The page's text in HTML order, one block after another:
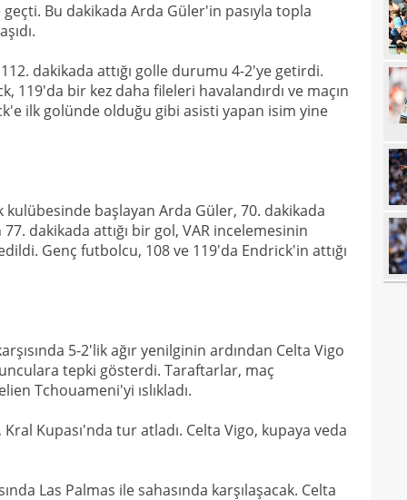
Bu dakikada Arda Güler'in pasıyla topla
dakikada attığı golle durumu 4-2'ye getirdi.
119'da bir kez daha fileleri havalandırdı ve maçın
ilk golünde olduğu gibi asisti yapan isim yine
kulübesinde başlayan Arda Güler, 70. dakikada
dakikada attığı bir gol, VAR incelemesinin
Genç futbolcu, 108 ve 119'da Endrick'in attığı
5-2'lik ağır yenilginin ardından Celta Vigo
tepki gösterdi. Taraftarlar, maç
Tchouameni'yi ıslıkladı.
Kupası'nda tur atladı. Celta Vigo, kupaya veda
Las Palmas ile sahasında karşılaşacak. Celta